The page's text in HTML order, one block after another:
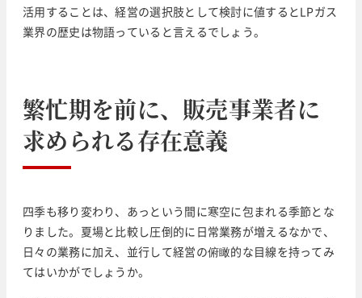
活用することは、経営の選択肢として検討に値するとLPガス
業界の歴史は物語っていると言えるでしょう。
繁忙期を前に、販売事業者に
求められる存在意義
四季も移り変わり、あっという間に寒空に包まれる季節とな
りました。夏場と比較し圧倒的に日常業務が増えるなかで、
日々の業務に加え、並行して経営の俯瞰的な目線を持ってみ
てはいかがでしょうか。